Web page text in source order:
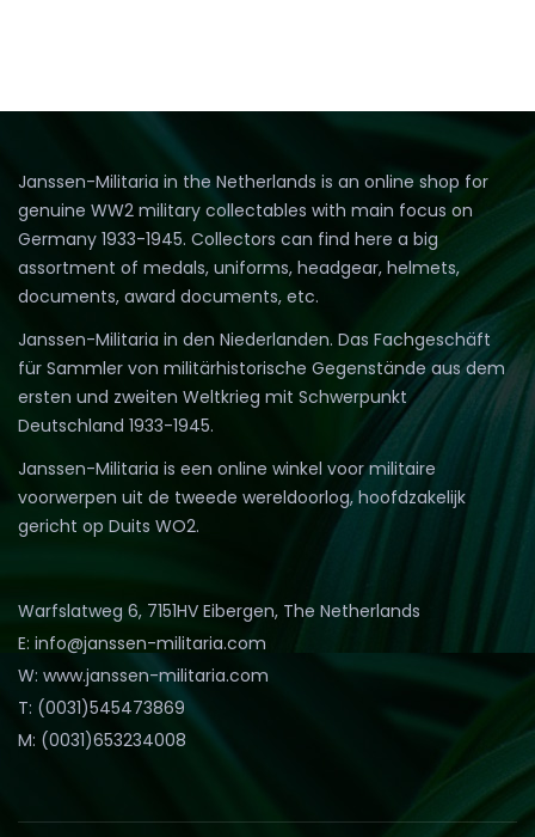
Janssen-Militaria in the Netherlands is an online shop for
genuine WW2 military collectables with main focus on
Germany 1933-1945. Collectors can find here a big
assortment of medals, uniforms, headgear, helmets,
documents, award documents, etc.
Janssen-Militaria in den Niederlanden. Das Fachgeschäft
für Sammler von militärhistorische Gegenstände aus dem
ersten und zweiten Weltkrieg mit Schwerpunkt
Deutschland 1933-1945.
Janssen-Militaria is een online winkel voor militaire
voorwerpen uit de tweede wereldoorlog, hoofdzakelijk
gericht op Duits WO2.
Warfslatweg 6, 7151HV Eibergen, The Netherlands
E: info@janssen-militaria.com
W: www.janssen-militaria.com
T: (0031)545473869
M: (0031)653234008